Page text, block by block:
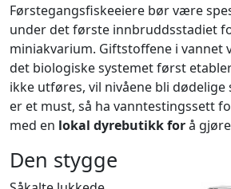
Førstegangsfiskeeiere bør være
under det første innbruddsstadiet
miniakvarium. Giftstoffene i vannet
det biologiske systemet først
ikke utføres, vil nivåene bli
er et must, så ha vanntestingssett
med en lokal dyrebutikk forå
Den stygge